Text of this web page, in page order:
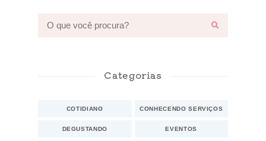
Categorias
COTIDIANO CONHECENDO SERVIÇOS
DEGUSTANDO EVENTOS